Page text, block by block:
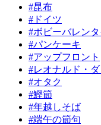
#昆布
#ドイツ
#ボビーバレン
#パンケーキ
#アップフロント
#レオナルド・
#オタク
#鰹節
#年越しそば
#端午の節句